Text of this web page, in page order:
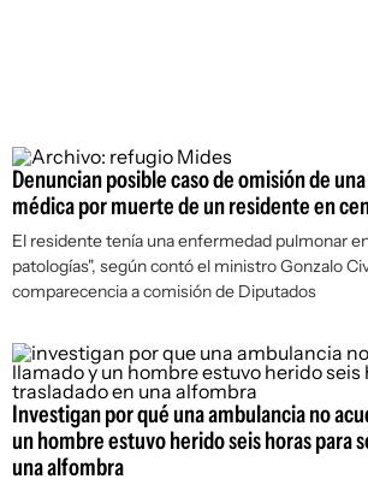
Denuncian posible caso de omisión de
médica por muerte de un residente en
El residente tenía una enfermedad pulmonar
patologías", según contó el ministro Gonzalo
comparecencia a comisión de Diputados
Investigan por qué una ambulancia no
un hombre estuvo herido seis horas para
una alfombra